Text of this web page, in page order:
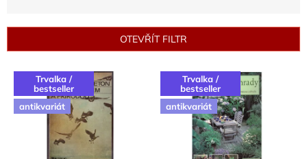
r
u
OTEVŘÍT FILTR
V
p
Trvalka /
bestseller
antikvariát
Trvalka /
bestseller
antikvariát